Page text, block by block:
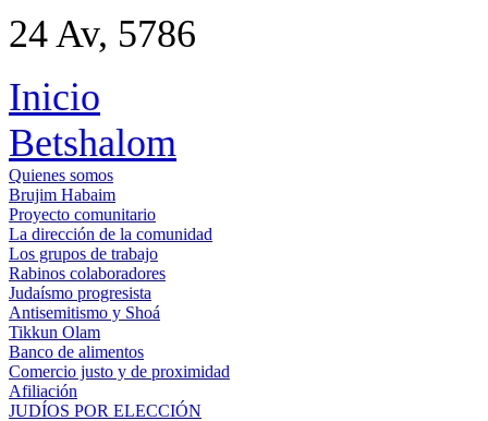
24 Av, 5786
Inicio
Betshalom
Quienes somos
Brujim Habaim
Proyecto comunitario
La dirección de la comunidad
Los grupos de trabajo
Rabinos colaboradores
Judaísmo progresista
Antisemitismo y Shoá
Tikkun Olam
Banco de alimentos
Comercio justo y de proximidad
Afiliación
JUDÍOS POR ELECCIÓN